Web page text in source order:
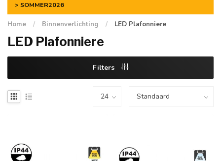
> SOMMER2026
Home / Binnenverlichting / LED Plafonniere
LED Plafonniere
Filters